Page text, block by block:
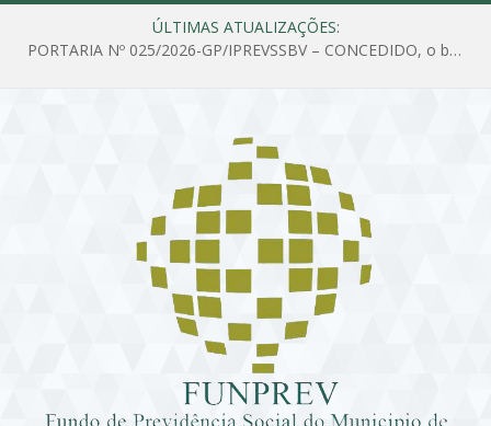
ÚLTIMAS ATUALIZAÇÕES:
PORTARIA Nº 025/2026-GP/IPREVSSBV – CONCEDIDO, o benefício de PENSÃO a MARIA ESTELA DOS SANTOS SOUZA